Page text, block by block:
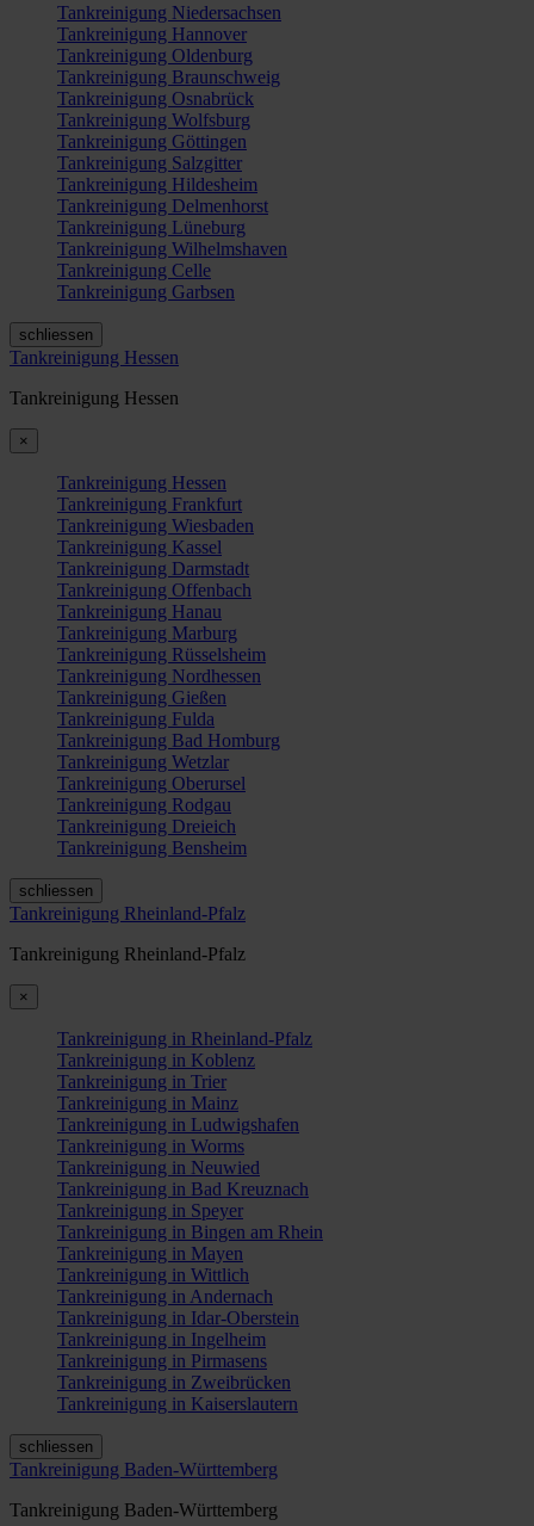
Tankreinigung Niedersachsen
Tankreinigung Hannover
Tankreinigung Oldenburg
Tankreinigung Braunschweig
Tankreinigung Osnabrück
Tankreinigung Wolfsburg
Tankreinigung Göttingen
Tankreinigung Salzgitter
Tankreinigung Hildesheim
Tankreinigung Delmenhorst
Tankreinigung Lüneburg
Tankreinigung Wilhelmshaven
Tankreinigung Celle
Tankreinigung Garbsen
schliessen
Tankreinigung Hessen
Tankreinigung Hessen
×
Tankreinigung Hessen
Tankreinigung Frankfurt
Tankreinigung Wiesbaden
Tankreinigung Kassel
Tankreinigung Darmstadt
Tankreinigung Offenbach
Tankreinigung Hanau
Tankreinigung Marburg
Tankreinigung Rüsselsheim
Tankreinigung Nordhessen
Tankreinigung Gießen
Tankreinigung Fulda
Tankreinigung Bad Homburg
Tankreinigung Wetzlar
Tankreinigung Oberursel
Tankreinigung Rodgau
Tankreinigung Dreieich
Tankreinigung Bensheim
schliessen
Tankreinigung Rheinland-Pfalz
Tankreinigung Rheinland-Pfalz
×
Tankreinigung in Rheinland-Pfalz
Tankreinigung in Koblenz
Tankreinigung in Trier
Tankreinigung in Mainz
Tankreinigung in Ludwigshafen
Tankreinigung in Worms
Tankreinigung in Neuwied
Tankreinigung in Bad Kreuznach
Tankreinigung in Speyer
Tankreinigung in Bingen am Rhein
Tankreinigung in Mayen
Tankreinigung in Wittlich
Tankreinigung in Andernach
Tankreinigung in Idar-Oberstein
Tankreinigung in Ingelheim
Tankreinigung in Pirmasens
Tankreinigung in Zweibrücken
Tankreinigung in Kaiserslautern
schliessen
Tankreinigung Baden-Württemberg
Tankreinigung Baden-Württemberg